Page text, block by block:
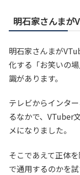
明石家さんまが
明石家さんまが
化する「お笑いの
識があります。
テレビからインタ
るなかで、VTuber
メになりました。
そこであえて正体
で通用するのかを